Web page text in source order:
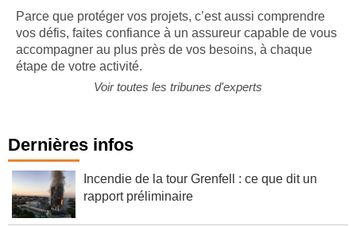
Parce que protéger vos projets, c’est aussi comprendre
vos défis, faites confiance à un assureur capable de vous
accompagner au plus près de vos besoins, à chaque
étape de votre activité.
Voir toutes les tribunes d'experts
Dernières infos
Incendie de la tour Grenfell : ce que dit un
rapport préliminaire